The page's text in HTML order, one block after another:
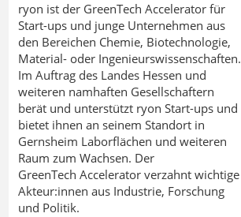
ryon ist der GreenTech Accelerator für
Start-ups und junge Unternehmen aus
den Bereichen Chemie, Biotechnologie,
Material- oder Ingenieurswissenschaften.
Im Auftrag des Landes Hessen und
weiteren namhaften Gesellschaftern
berät und unterstützt ryon Start-ups und
bietet ihnen an seinem Standort in
Gernsheim Laborflächen und weiteren
Raum zum Wachsen. Der
GreenTech Accelerator verzahnt wichtige
Akteur:innen aus Industrie, Forschung
und Politik.